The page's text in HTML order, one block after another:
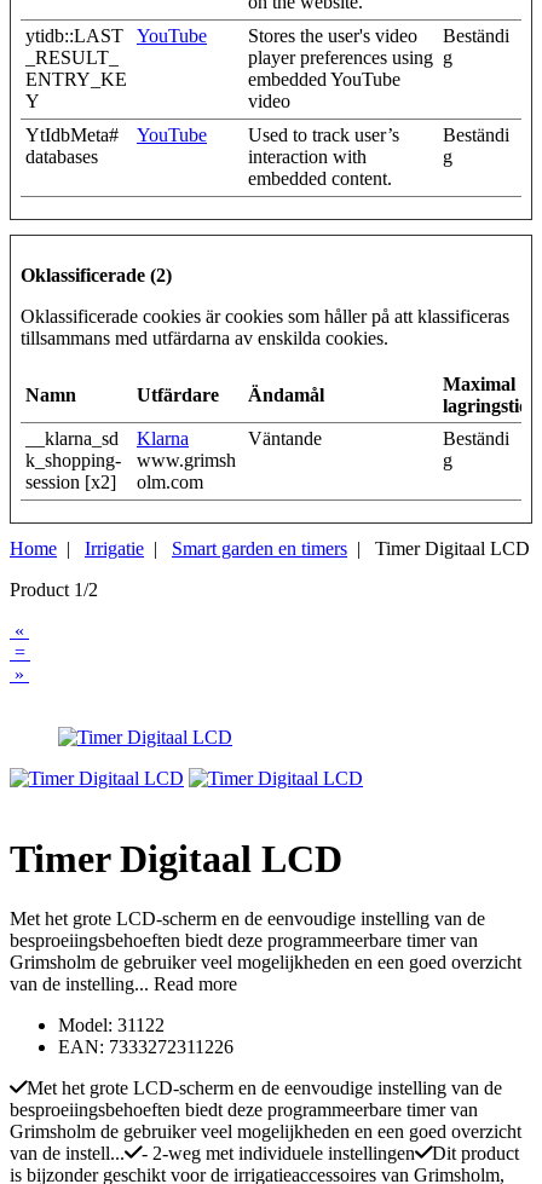
ytidb::LAST
_RESULT_
ENTRY_KE
Y
YouTube
Stores the user's video
player preferences using
embedded YouTube
video
Beständi
g
YtIdbMeta#
databases
YouTube
Used to track user’s
interaction with
embedded content.
Beständi
g
Oklassificerade (2)
Oklassificerade cookies är cookies som håller på att klassificeras
tillsammans med utfärdarna av enskilda cookies.
Namn Utfärdare Ändamål
Maximal
lagringstid
__klarna_sd
k_shopping-
session [x2]
Klarna
www.grimsh
olm.com
Väntande
Beständi
g
Home | Irrigatie | Smart garden en timers | Timer Digitaal LCD
Product 1/2
«
=
»
Timer Digitaal LCD
Met het grote LCD-scherm en de eenvoudige instelling van de
besproeiingsbehoeften biedt deze programmeerbare timer van
Grimsholm de gebruiker veel mogelijkheden en een goed overzicht
van de instelling... Read more
Model: 31122
EAN: 7333272311226
Met het grote LCD-scherm en de eenvoudige instelling van de
besproeiingsbehoeften biedt deze programmeerbare timer van
Grimsholm de gebruiker veel mogelijkheden en een goed overzicht
van de instell...
- 2-weg met individuele instellingen
Dit product
is bijzonder geschikt voor de irrigatieaccessoires van Grimsholm,